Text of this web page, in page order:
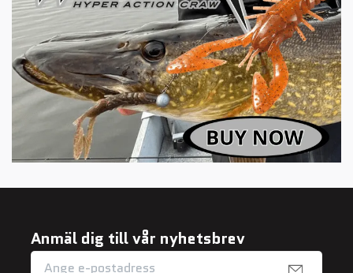
Anmäl dig till vår nyhetsbrev